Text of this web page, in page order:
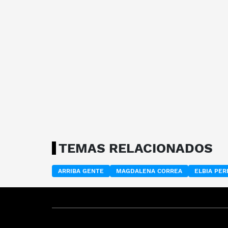
TEMAS RELACIONADOS
ARRIBA GENTE MAGDALENA CORREA ELBIA